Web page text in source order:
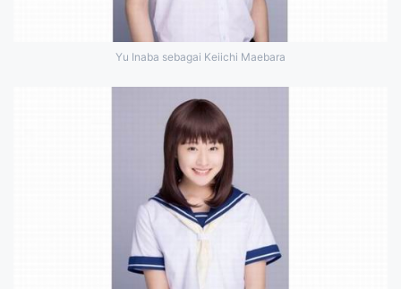
Yu Inaba sebagai Keiichi Maebara